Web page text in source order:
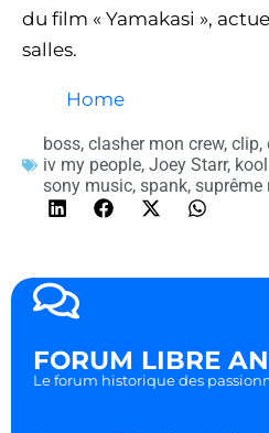
du film « Yamakasi »,
salles.
Home
boss, clasher mon crew, clip,
iv my people, Joey Starr,
sony music, spank, suprême
FORUM LIBRE
Le forum historique des